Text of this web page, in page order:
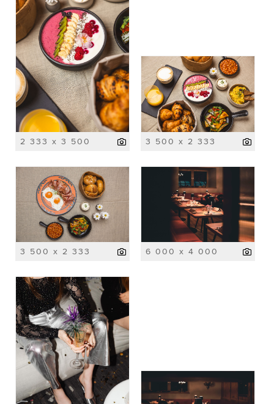
2 333 x 3 500 3 500 x 2 333
3 500 x 2 333 6 000 x 4 000